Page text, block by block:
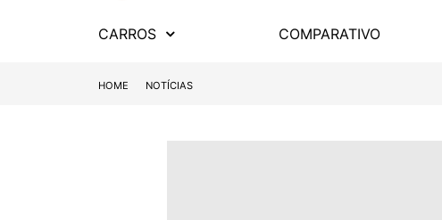
CARROS COMPARATIVO
HOME NOTÍCIAS